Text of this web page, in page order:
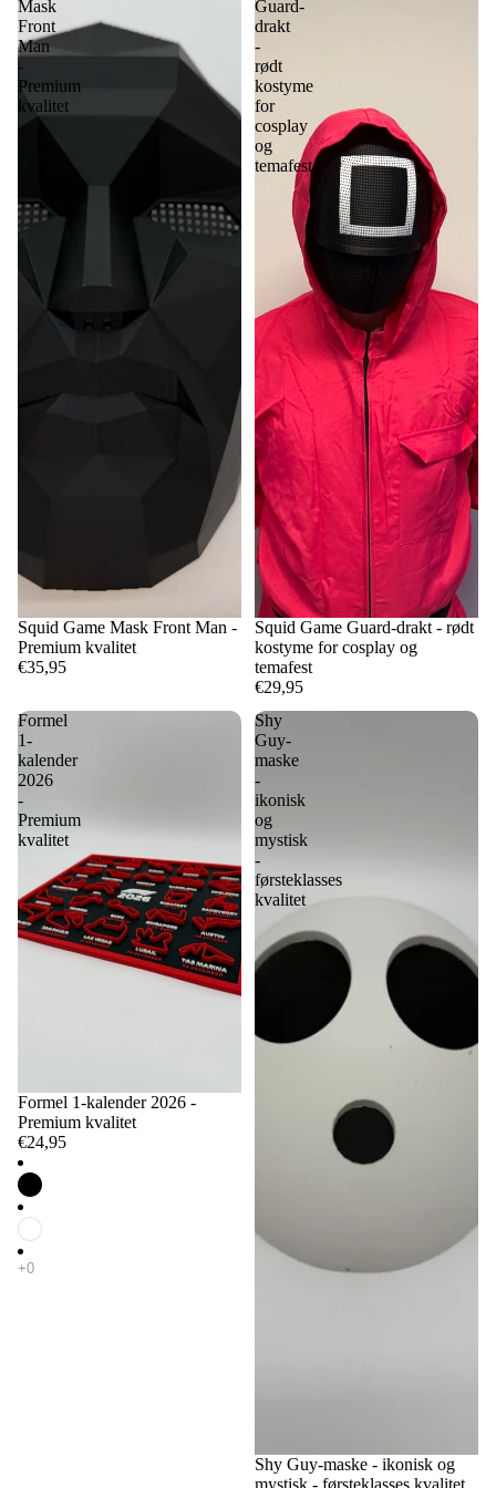
Mask
Front
Man
-
Premium
kvalitet
Squid Game Mask Front Man -
Premium kvalitet
€35,95
Guard-
drakt
-
rødt
kostyme
for
cosplay
og
temafest
Squid Game Guard-drakt - rødt
kostyme for cosplay og
temafest
€29,95
Formel
1-
kalender
2026
-
Premium
kvalitet
Formel 1-kalender 2026 -
Premium kvalitet
€24,95
Shy
Guy-
maske
-
ikonisk
og
mystisk
-
førsteklasses
kvalitet
Shy Guy-maske - ikonisk og
mystisk - førsteklasses kvalitet